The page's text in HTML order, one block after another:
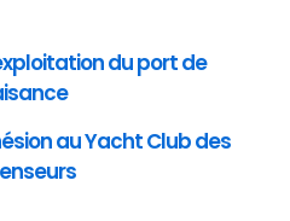
du port de
au Yacht Club des